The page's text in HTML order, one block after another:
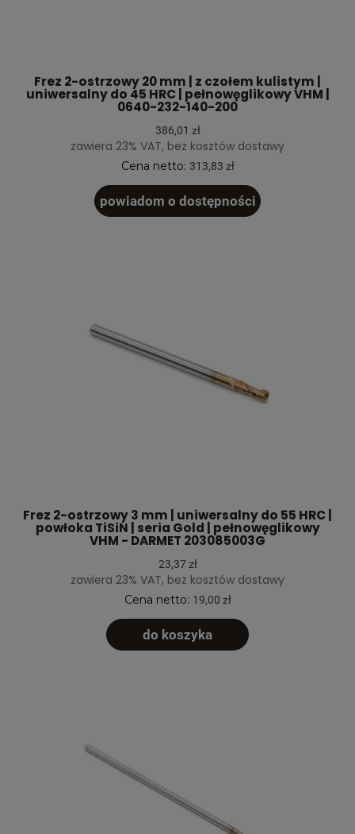
Frez 2-ostrzowy 20 mm | z czołem kulistym |
uniwersalny do 45 HRC | pełnowęglikowy VHM |
0640-232-140-200
386,01 zł
zawiera 23% VAT, bez kosztów dostawy
Cena netto: 313,83 zł
powiadom o dostępności
Frez 2-ostrzowy 3 mm | uniwersalny do 55 HRC |
powłoka TiSiN | seria Gold | pełnowęglikowy
VHM - DARMET 203085003G
23,37 zł
zawiera 23% VAT, bez kosztów dostawy
Cena netto: 19,00 zł
do koszyka